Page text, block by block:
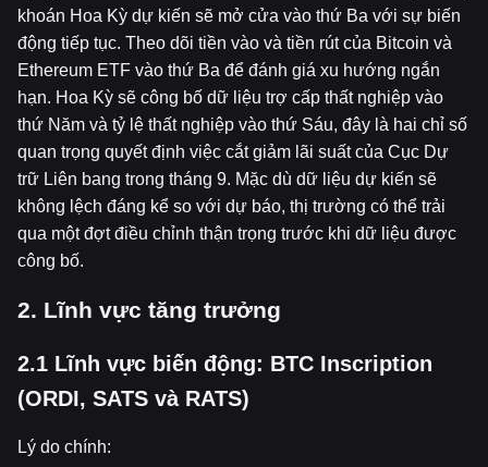
khoán Hoa Kỳ dự kiến sẽ mở cửa vào thứ Ba với sự biến
động tiếp tục. Theo dõi tiền vào và tiền rút của Bitcoin và
Ethereum ETF vào thứ Ba để đánh giá xu hướng ngắn
hạn. Hoa Kỳ sẽ công bố dữ liệu trợ cấp thất nghiệp vào
thứ Năm và tỷ lệ thất nghiệp vào thứ Sáu, đây là hai chỉ số
quan trọng quyết định việc cắt giảm lãi suất của Cục Dự
trữ Liên bang trong tháng 9. Mặc dù dữ liệu dự kiến sẽ
không lệch đáng kể so với dự báo, thị trường có thể trải
qua một đợt điều chỉnh thận trọng trước khi dữ liệu được
công bố.
2. Lĩnh vực tăng trưởng
2.1 Lĩnh vực biến động: BTC Inscription
(ORDI, SATS và RATS)
Lý do chính: